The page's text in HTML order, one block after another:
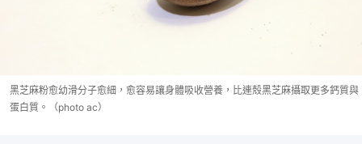
黑芝麻粉愈幼滑分子愈細，愈容易讓身體吸收營養，比連殼黑芝麻攝取更多鈣質與
蛋白質。（photo ac）